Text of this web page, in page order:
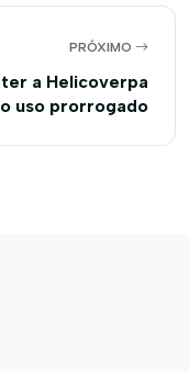
PRÓXIMO
a Helicoverpa
uso prorrogado